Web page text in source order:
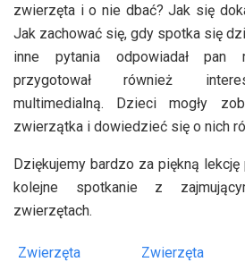
zwierzęta i o nie dbać? Jak się
Jak zachować się, gdy spotka się
inne pytania odpowiadał pan
przygotował również
multimedialną. Dzieci mogły
zwierzątka i dowiedzieć się o nich
Dziękujemy bardzo za piękną
kolejne spotkanie z
zwierzętach.
Zwierzęta
Zwierzęta